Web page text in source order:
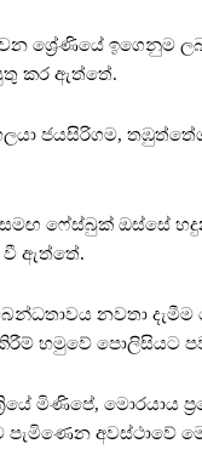
ශ්‍රේණියේ ඉගෙනුම
කර ඇත්තේ.
ජයසිරිගම,
සමඟ ෆේස්බුක් ඔස්සේ
ඇත්තේ.
නවතා
හමුවේ පොලිසියට
මිණිපේ, මොරයාය
පැමිණෙන අවස්ථාවේ